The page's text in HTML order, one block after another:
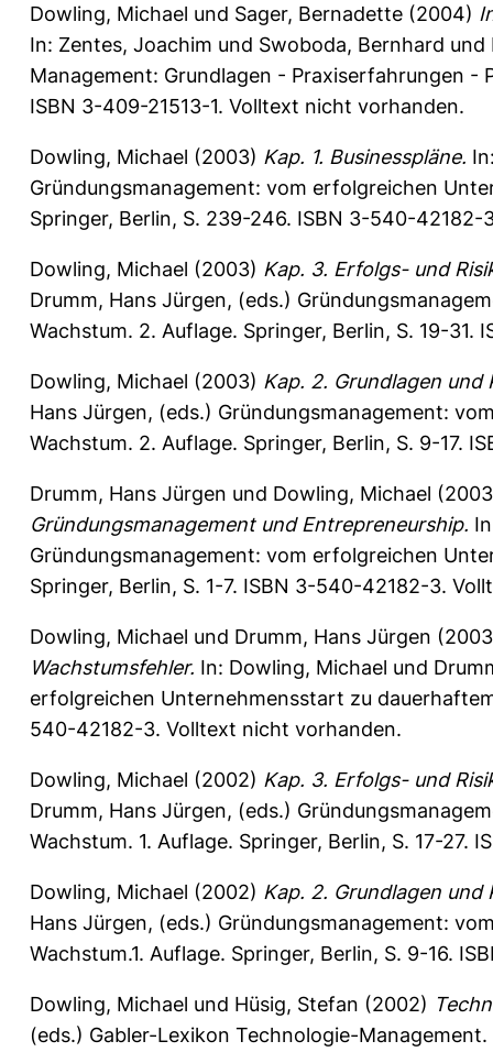
Dowling, Michael und Sager, Bernadette (2004)
In: Zentes, Joachim und Swoboda, Bernhard und
Management: Grundlagen - Praxiserfahrungen -
ISBN 3-409-21513-1. Volltext nicht vorhanden.
Dowling, Michael (2003) Kap. 1. Businesspläne.
Gründungsmanagement: vom erfolgreichen
Springer, Berlin, S. 239-246. ISBN 3-540-
Dowling, Michael (2003) Kap. 3. Erfolgs- und
Drumm, Hans Jürgen, (eds.)
Wachstum. 2. Auflage. Springer, Berlin, S. 19-
Dowling, Michael (2003) Kap. 2. Grundlagen und
Hans Jürgen, (eds.) Gründungsmanagement:
Wachstum. 2. Auflage. Springer, Berlin, S. 9-17.
Drumm, Hans Jürgen und Dowling, Michael
Gründungsmanagement und Entrepreneurship.
Gründungsmanagement: vom erfolgreichen
Springer, Berlin, S. 1-7. ISBN 3-540-42182-3.
Dowling, Michael und Drumm, Hans Jürgen
Wachstumsfehler. In: Dowling, Michael und
erfolgreichen Unternehmensstart zu
540-42182-3. Volltext nicht vorhanden.
Dowling, Michael (2002) Kap. 3. Erfolgs- und
Drumm, Hans Jürgen, (eds.)
Wachstum. 1. Auflage. Springer, Berlin, S. 17-
Dowling, Michael (2002) Kap. 2. Grundlagen und
Hans Jürgen, (eds.) Gründungsmanagement:
Wachstum.1. Auflage. Springer, Berlin, S. 9-16.
Dowling, Michael und Hüsig, Stefan (2002)
(eds.) Gabler-Lexikon Technologie-